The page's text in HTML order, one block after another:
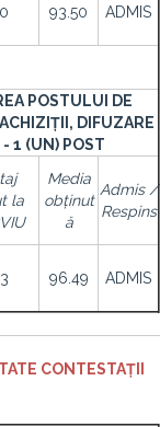
93.50 ADMIS
POSTULUI DE
DIFUZARE
1 (UN) POST
la
Media
obținut
ă
Admis /
Respins
96.49 ADMIS
CONTESTAȚII